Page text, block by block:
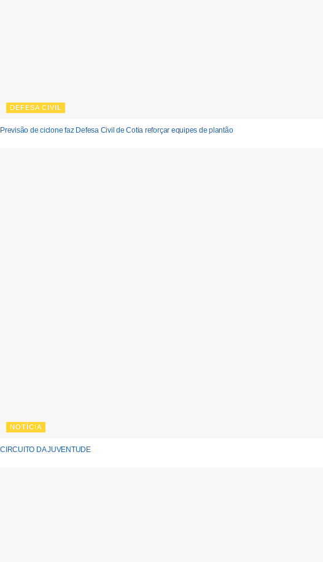
DEFESA CIVIL
Previsão de ciclone faz Defesa Civil de Cotia reforçar equipes de plantão
NOTÍCIA
CIRCUITO DA JUVENTUDE